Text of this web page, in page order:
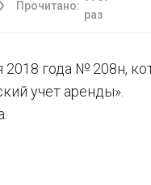
Прочитано:
раз
2018 года № 208н,
учет аренды».